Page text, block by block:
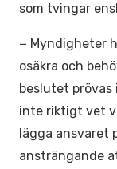
som tvingar
− Myndigheter
osäkra och
beslutet prövas
inte riktigt vet
lägga ansvaret
ansträngande